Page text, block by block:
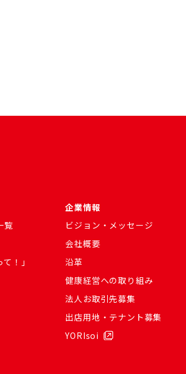
覧
！」
企業情報
ビジョン・メッセージ
会社概要
沿革
健康経営への取り組み
法人お取引先募集
出店用地・テナント募集
YORIsoi